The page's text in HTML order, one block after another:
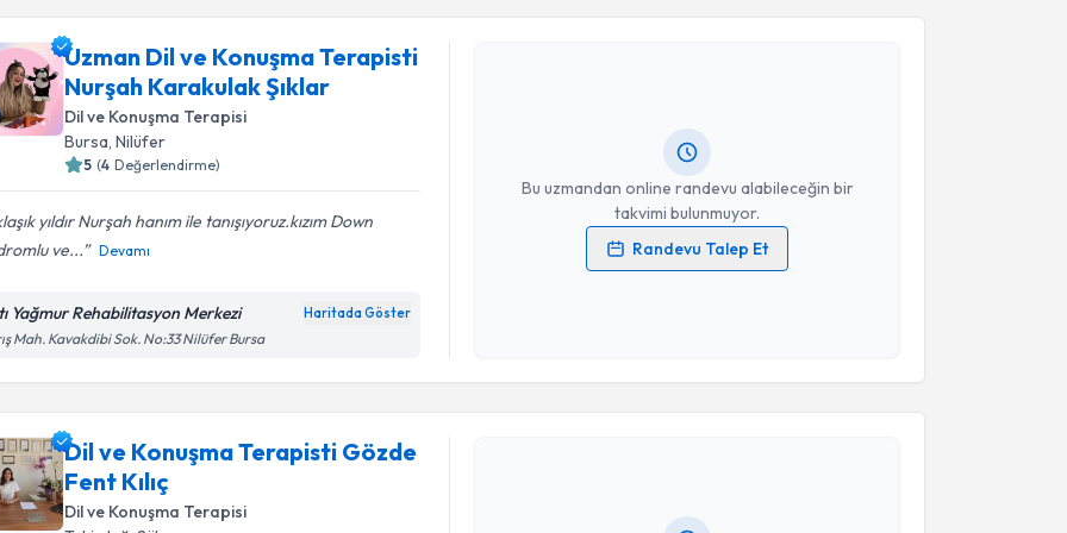
Uzman Dil ve Konuşma Terapisti
Nurşah Karakulak Şıklar
Dil ve Konuşma Terapisi
Bursa, Nilüfer
5 (4 Değerlendirme)
yıldır Nurşah hanım ile tanışıyoruz.kızım Down
ve...
Devamı
Yağmur Rehabilitasyon Merkezi Haritada Göster
Mah. Kavakdibi Sok. No:33 Nilüfer Bursa
Bu uzmandan online randevu alabileceğin bir
takvimi bulunmuyor.
Randevu Talep Et
Uzman Dil ve Konuşma Terapisti Nurşah Karakulak Şıklar
Takvim Talebini Gönder
Dil ve Konuşma Terapisti Gözde
Fent Kılıç
Dil ve Konuşma Terapisi